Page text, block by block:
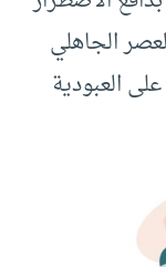
الجاهلي
العبودية